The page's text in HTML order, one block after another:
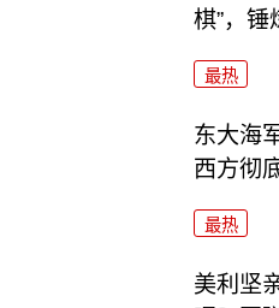
棋”，锤
最热
东大海
西方彻
最热
美利坚